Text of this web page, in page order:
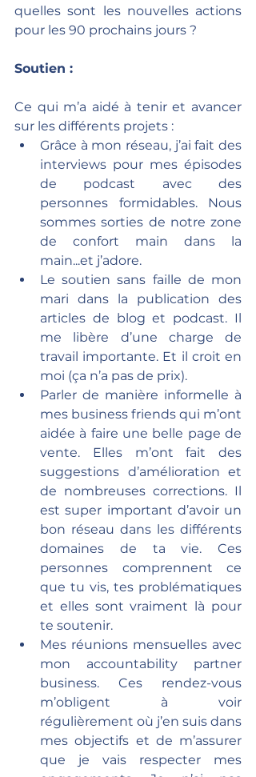
quelles sont les nouvelles actions
pour les 90 prochains jours ?
Soutien :
Ce qui m’a aidé à tenir et avancer
sur les différents projets :
Grâce à mon réseau, j’ai fait des
interviews pour mes épisodes
de podcast avec des
personnes formidables. Nous
sommes sorties de notre zone
de confort main dans la
main...et j’adore.
Le soutien sans faille de mon
mari dans la publication des
articles de blog et podcast. Il
me libère d’une charge de
travail importante. Et il croit en
moi (ça n’a pas de prix).
Parler de manière informelle à
mes business friends qui m’ont
aidée à faire une belle page de
vente. Elles m’ont fait des
suggestions d’amélioration et
de nombreuses corrections. Il
est super important d’avoir un
bon réseau dans les différents
domaines de ta vie. Ces
personnes comprennent ce
que tu vis, tes problématiques
et elles sont vraiment là pour
te soutenir.
Mes réunions mensuelles avec
mon accountability partner
business. Ces rendez-vous
m’obligent à voir
régulièrement où j’en suis dans
mes objectifs et de m’assurer
que je vais respecter mes